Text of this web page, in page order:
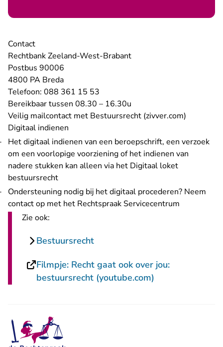
Contact
Rechtbank Zeeland-West-Brabant
Postbus 90006
4800 PA Breda
Telefoon: 088 361 15 53
Bereikbaar tussen 08.30 – 16.30u
Veilig mailcontact met Bestuursrecht (zivver.com)
Digitaal indienen
Het digitaal indienen van een beroepschrift, een verzoek
om een voorlopige voorziening of het indienen van
nadere stukken kan alleen via het Digitaal loket
bestuursrecht- U verlaat Rechtspraak.nl
Ondersteuning nodig bij het digitaal procederen? Neem
contact op met het Rechtspraak Servicecentrum
Zie ook:
Bestuursrecht
Filmpje: Recht gaat ook over jou:
bestuursrecht (youtube.com)